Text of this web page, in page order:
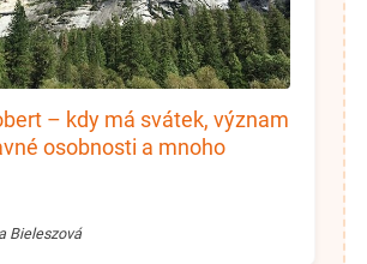
– kdy má svátek, význam
osobnosti a mnoho
Bieleszová